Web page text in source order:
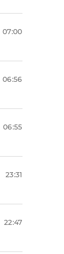
07:00
06:56
06:55
23:31
22:47